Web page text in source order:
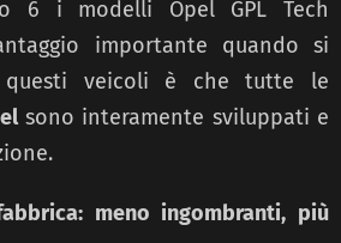
6 i modelli Opel GPL Tech
importante quando si
veicoli è che tutte le
sono interamente sviluppati e
meno ingombranti, più